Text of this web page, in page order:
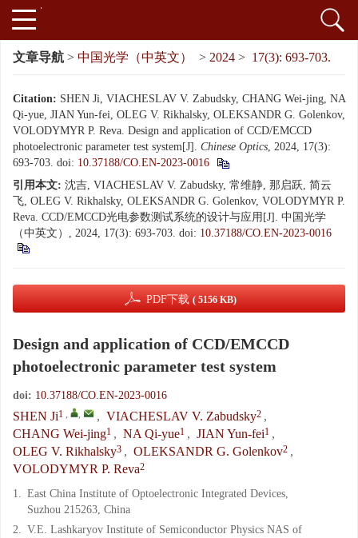
文章导航 > 中国光学（中英文） > 2024 > 17(3): 693-703.
Citation: SHEN Ji, VIACHESLAV V. Zabudsky, CHANG Wei-jing, NA
Qi-yue, JIAN Yun-fei, OLEG V. Rikhalsky, OLEKSANDR G. Golenkov,
VOLODYMYR P. Reva. Design and application of CCD/EMCCD
photoelectronic parameter test system[J]. Chinese Optics, 2024, 17(3):
693-703. doi: 10.37188/CO.EN-2023-0016
引用本文: 沈吉, VIACHESLAV V. Zabudsky, 常维静, 那启跃, 简云
飞, OLEG V. Rikhalsky, OLEKSANDR G. Golenkov, VOLODYMYR P.
Reva. CCD/EMCCD光电参数测试系统的设计与应用[J]. 中国光学
（中英文）, 2024, 17(3): 693-703. doi: 10.37188/CO.EN-2023-0016
PDF下载 ( 5156 KB)
Design and application of CCD/EMCCD
photoelectronic parameter test system
doi: 10.37188/CO.EN-2023-0016
SHEN Ji1 , , , VIACHESLAV V. Zabudsky2 ,
CHANG Wei-jing1 , NA Qi-yue1 , JIAN Yun-fei1 ,
OLEG V. Rikhalsky3 , OLEKSANDR G. Golenkov2 ,
VOLODYMYR P. Reva2
1. East China Institute of Optoelectronic Integrated Devices,
Suzhou 215263, China
2. V.E. Lashkaryov Institute of Semiconductor Physics NAS of